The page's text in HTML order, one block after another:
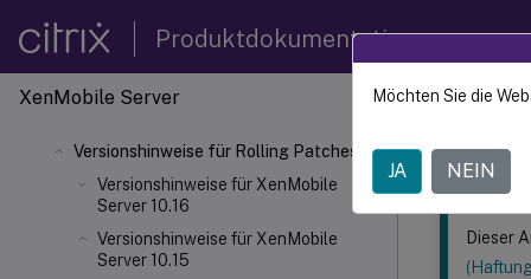
Produktdokumentation
XenMobile Server
Versionshinweise für Rolling Patches
Versionshinweise für XenMobile
Server 10.16
Versionshinweise für XenMobile
Server 10.15
Dieser Inhalt
Dieser
Möchten Sie die
JA NEIN